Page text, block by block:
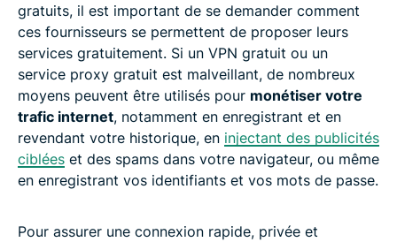
gratuits, il est important de se demander comment
ces fournisseurs se permettent de proposer leurs
services gratuitement. Si un VPN gratuit ou un
service proxy gratuit est malveillant, de nombreux
moyens peuvent être utilisés pour monétiser votre
trafic internet, notamment en enregistrant et en
revendant votre historique, en injectant des publicités
ciblées et des spams dans votre navigateur, ou même
en enregistrant vos identifiants et vos mots de passe.
Pour assurer une connexion rapide, privée et